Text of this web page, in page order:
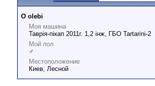
О olebi
Моя машина
Таврія-пікап 2011г. 1,2 інж, ГБО Tartarini-2
Мой пол
♂
Местоположение
Киев, Лесной